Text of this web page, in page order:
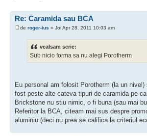
Re: Caramida sau BCA
de roger-ius » Joi Apr 28, 2011 10:03 am
vealsam scrie:
Sub nicio forma sa nu alegi Porotherm
Eu personal am folosit Porotherm (la un
fost peste alte cateva tipuri de caramida pe
Brickstone nu stiu nimic, o fi buna (sau mai
Referitor la BCA, citeam mai sus despre
aluminiu (deci nu prea se califica la criteriul